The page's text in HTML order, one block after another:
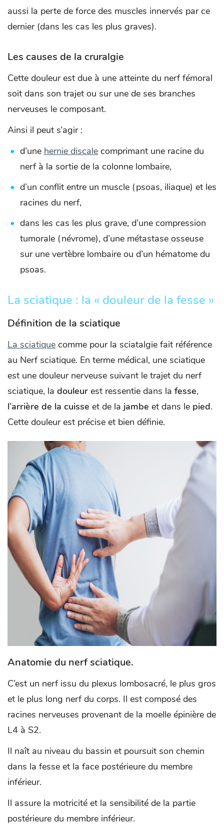
aussi la perte de force des muscles innervés par ce
dernier (dans les cas les plus graves).
Les causes de la cruralgie
Cette douleur est due à une atteinte du nerf fémoral
soit dans son trajet ou sur une de ses branches
nerveuses le composant.
Ainsi il peut s’agir :
d’une hernie discale comprimant une racine du
nerf à la sortie de la colonne lombaire,
d’un conflit entre un muscle (psoas, iliaque) et les
racines du nerf,
dans les cas les plus grave, d’une compression
tumorale (névrome), d’une métastase osseuse
sur une vertèbre lombaire ou d’un hématome du
psoas.
La sciatique : la « douleur de la fesse »
Définition de la sciatique
La sciatique comme pour la sciatalgie fait référence
au Nerf sciatique. En terme médical, une sciatique
est une douleur nerveuse suivant le trajet du nerf
sciatique, la douleur est ressentie dans la fesse,
l’arrière de la cuisse et de la jambe et dans le pied.
Cette douleur est précise et bien définie.
Anatomie du nerf sciatique.
C’est un nerf issu du plexus lombosacré, le plus gros
et le plus long nerf du corps. Il est composé des
racines nerveuses provenant de la moelle épinière de
L4 à S2.
Il naît au niveau du bassin et poursuit son chemin
dans la fesse et la face postérieure du membre
inférieur.
Il assure la motricité et la sensibilité de la partie
postérieure du membre inférieur.